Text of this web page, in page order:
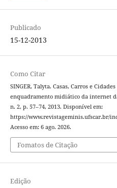
Publicado
15-12-2013
Como Citar
SINGER, Talyta. Casas, Carros e
enquadramento midiático da internet
n. 2, p. 57–74, 2013. Disponível em:
https://www.revistageminis.ufscar.br/
Acesso em: 6 ago. 2026.
Fomatos de Citação
Edição